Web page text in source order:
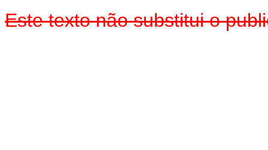
Este texto não substitui o